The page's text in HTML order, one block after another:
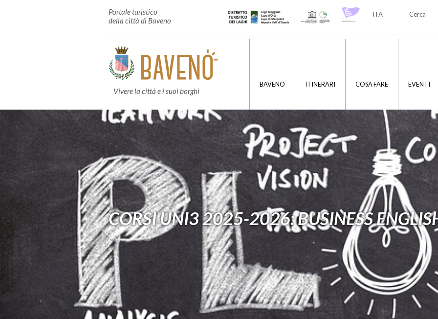
Portale turistico
della città di Baveno
Cerca
ITA
Vivere la città e i suoi borghi
BAVENO ITINERARI COSA FARE EVENTI
CORSI UNI3 2025-2026: BUSINESS